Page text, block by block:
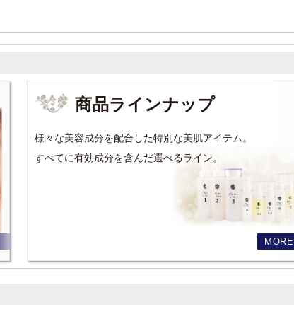
商品ラインナップ
様々な美容成分を配合した特別な美肌アイテム。
すべてに有効成分を含んだ選べるライン。
MORE